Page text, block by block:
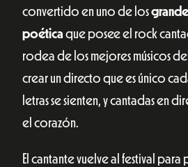
convertido en uno de los
poética que posee el rock
rodea de los mejores músicos
crear un directo que es único
letras se sienten, y cantadas en
el corazón.
El cantante vuelve al festival para